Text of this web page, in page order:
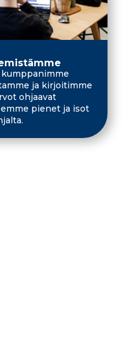
ja kirjoitimme
ohjaavat
pienet ja isot